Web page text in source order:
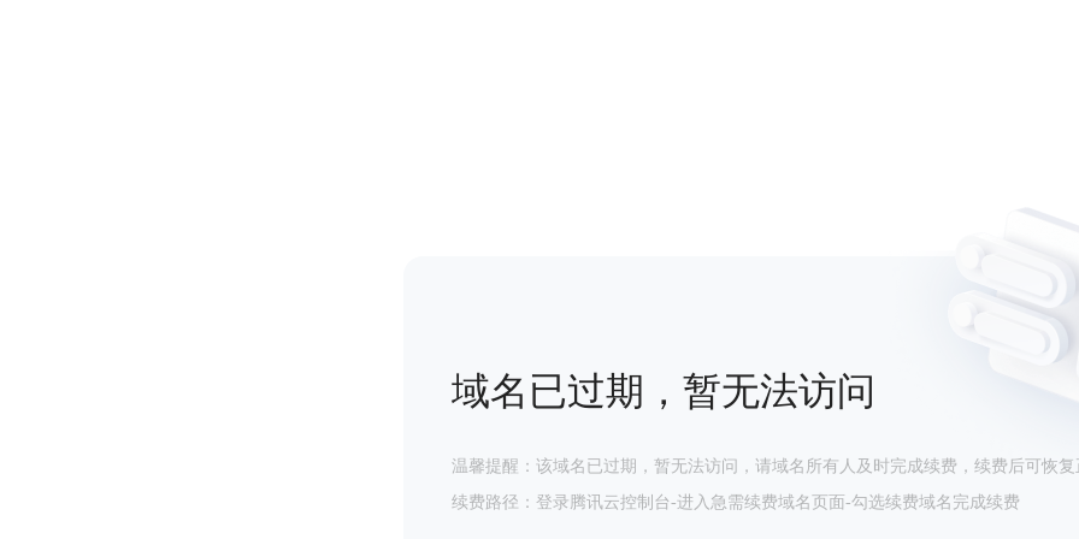
域名已过期，暂无法访问
温馨提醒：该域名已过期，暂无法访问，请域名所有人及时完成续费，续费后可恢复
续费路径：登录腾讯云控制台-进入急需续费域名页面-勾选续费域名完成续费